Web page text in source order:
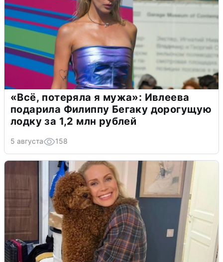
«Всё, потеряла я мужа»: Ивлеева
подарила Филиппу Бегаку дорогущую
лодку за 1,2 млн рублей
5 августа 158